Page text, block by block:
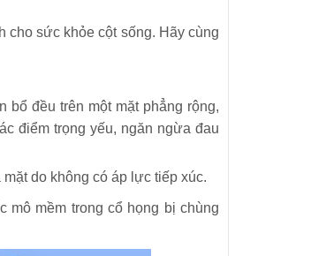
cho sức khỏe cột sống. Hãy cùng
đều trên một mặt phẳng rộng,
điểm trọng yếu, ngăn ngừa đau
do không có áp lực tiếp xúc.
mềm trong cổ họng bị chùng